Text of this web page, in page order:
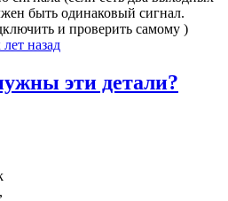
быть одинаковый сигнал.
и проверить самому )
лет назад
эти детали?
,